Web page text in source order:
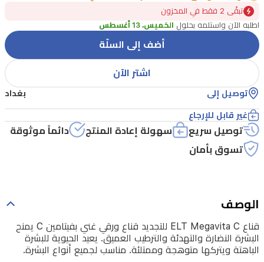
البشرة
النضارة
والتهدئة
والترطيب
العميق.
يعيد
الحيوية
للبشرة
الباهتة
وممتلئة.
مناسب
لجميع
أنواع
تبقًى 2 فقط في المخزون
اطلبه الآن واستلمه بحلول الخميس، 13 أغسطس
أضف إلى السلّة
اشتر الآن
توصيل إلى بغداد
غير قابل للإرجاع
توصيل سريع سهولة إعادة المنتج
دائماً موثوقة
تسوق بأمان
الوصف
قناع ELT Megavita C للتجديد قناع ورقي غني بفيتامين C يمنح
البشرة النضارة والتهدئة والترطيب العميق. يعيد الحيوية للبشرة
الباهتة ويتركها متوهجة وممتلئة. مناسب لجميع أنواع البشرة.